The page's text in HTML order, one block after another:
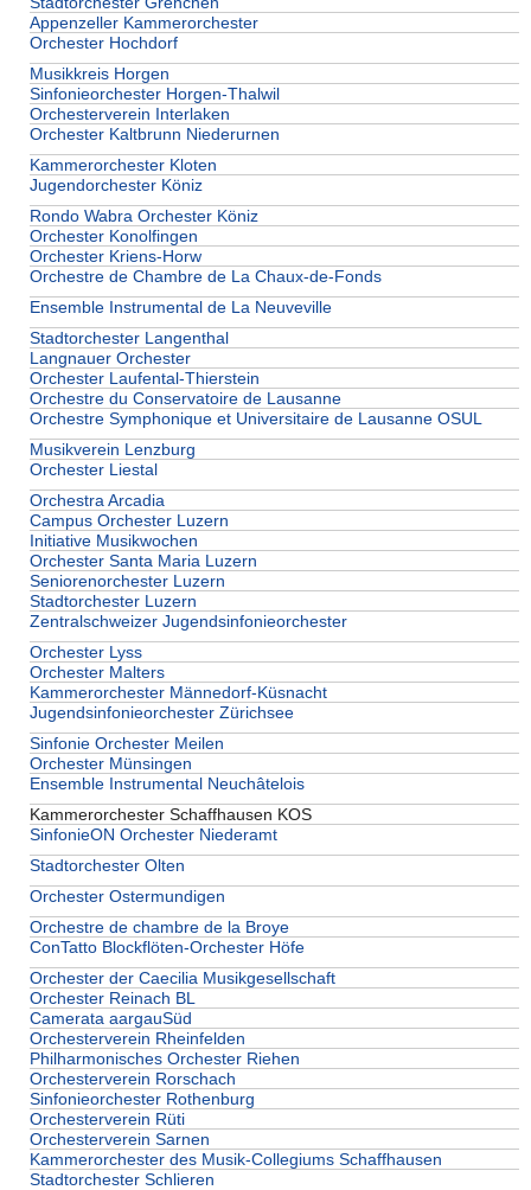
Appenzeller Kammerorchester
Orchester Hochdorf
Musikkreis Horgen
Sinfonieorchester Horgen-Thalwil
Orchesterverein Interlaken
Orchester Kaltbrunn Niederurnen
Kammerorchester Kloten
Jugendorchester Köniz
Rondo Wabra Orchester Köniz
Orchester Konolfingen
Orchester Kriens-Horw
Orchestre de Chambre de La Chaux-de-Fonds
Ensemble Instrumental de La Neuveville
Stadtorchester Langenthal
Langnauer Orchester
Orchester Laufental-Thierstein
Orchestre du Conservatoire de Lausanne
Orchestre Symphonique et Universitaire de Lausanne OSUL
Musikverein Lenzburg
Orchester Liestal
Orchestra Arcadia
Campus Orchester Luzern
Initiative Musikwochen
Orchester Santa Maria Luzern
Seniorenorchester Luzern
Stadtorchester Luzern
Zentralschweizer Jugendsinfonieorchester
Orchester Lyss
Orchester Malters
Kammerorchester Männedorf-Küsnacht
Jugendsinfonieorchester Zürichsee
Sinfonie Orchester Meilen
Orchester Münsingen
Ensemble Instrumental Neuchâtelois
Kammerorchester Schaffhausen KOS
SinfonieON Orchester Niederamt
Stadtorchester Olten
Orchester Ostermundigen
Orchestre de chambre de la Broye
ConTatto Blockflöten-Orchester Höfe
Orchester der Caecilia Musikgesellschaft
Orchester Reinach BL
Camerata aargauSüd
Orchesterverein Rheinfelden
Philharmonisches Orchester Riehen
Orchesterverein Rorschach
Sinfonieorchester Rothenburg
Orchesterverein Rüti
Orchesterverein Sarnen
Kammerorchester des Musik-Collegiums Schaffhausen
Stadtorchester Schlieren